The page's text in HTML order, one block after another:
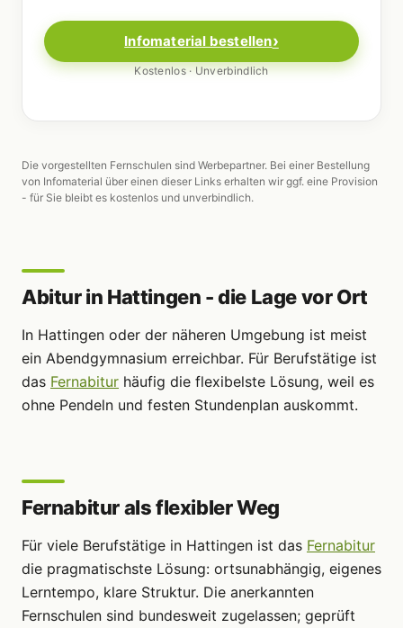
Infomaterial bestellen
Kostenlos · Unverbindlich
Die vorgestellten Fernschulen sind Werbepartner. Bei einer Bestellung
von Infomaterial über einen dieser Links erhalten wir ggf. eine Provision
- für Sie bleibt es kostenlos und unverbindlich.
Abitur in Hattingen - die Lage vor Ort
In Hattingen oder der näheren Umgebung ist meist
ein Abendgymnasium erreichbar. Für Berufstätige ist
das Fernabitur häufig die flexibelste Lösung, weil es
ohne Pendeln und festen Stundenplan auskommt.
Fernabitur als flexibler Weg
Für viele Berufstätige in Hattingen ist das Fernabitur
die pragmatischste Lösung: ortsunabhängig, eigenes
Lerntempo, klare Struktur. Die anerkannten
Fernschulen sind bundesweit zugelassen; geprüft